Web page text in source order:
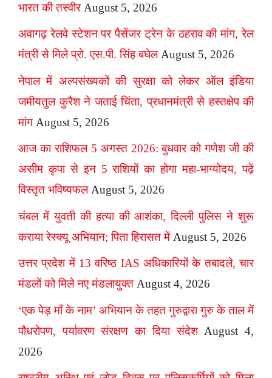
भारत की तस्वीर August 5, 2026
अवागढ़ रेलवे स्टेशन पर पैसेंजर ट्रेन के ठहराव की मांग, रेल
मंत्री से मिले प्रो. एस.पी. सिंह बघेल August 5, 2026
नेपाल में अल्पसंख्यकों की सुरक्षा को लेकर ऑल इंडिया
जमीयतुल कुरैश ने जताई चिंता, प्रधानमंत्री से हस्तक्षेप की
मांग August 5, 2026
आज का राशिफल 5 अगस्त 2026: बुधवार को गणेश जी की
असीम कृपा से इन 5 राशियों का होगा महा-भाग्योदय, पढ़ें
विस्तृत भविष्यफल August 5, 2026
चंबल में युवती की हत्या की आशंका, दिल्ली पुलिस ने शुरू
कराया रेस्क्यू अभियान; पिता हिरासत में August 5, 2026
उत्तर प्रदेश में 13 वरिष्ठ IAS अधिकारियों के तबादले, चार
मंडलों को मिले नए मंडलायुक्त August 4, 2026
‘एक पेड़ माँ के नाम’ अभियान के तहत गुरुद्वारा गुरु के ताल में
पौधरोपण, पर्यावरण संरक्षण का दिया संदेश August 4,
2026